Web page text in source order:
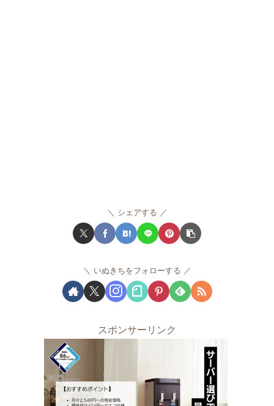
シェアする
いぬきちをフォローする
スポンサーリンク